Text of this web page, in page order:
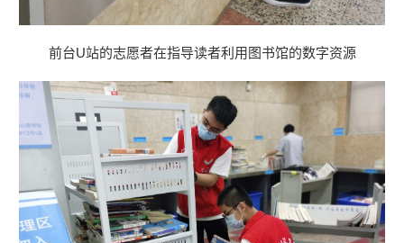
前台U站的志愿者在指导读者利用图书馆的数字资源